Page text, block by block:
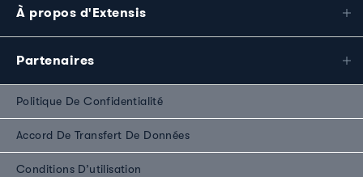
À propos d'Extensis
Partenaires
Politique De Confidentialité
Accord De Transfert De Données
Conditions D’utilisation